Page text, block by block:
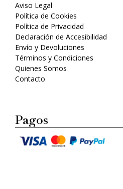
Aviso Legal
Política de Cookies
Política de Privacidad
Declaración de Accesibilidad
Envío y Devoluciones
Términos y Condiciones
Quienes Somos
Contacto
Pagos